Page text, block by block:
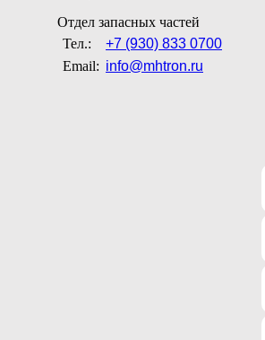
Отдел запасных частей
Тел.:
+7 (930) 833 0700
Email: info@mhtron.ru